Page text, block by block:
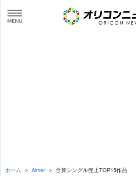
ホーム Aimer 合算シングル売上TOP15作品